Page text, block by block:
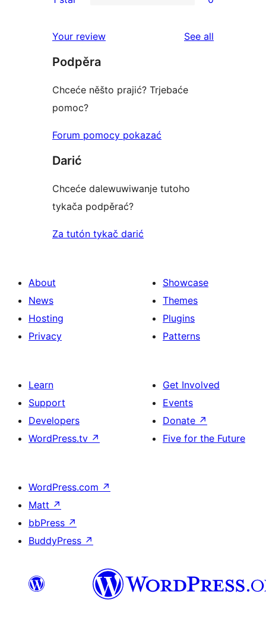
star
2-
reviews
star
reviews
Your review See all
Podpěra
Chceće něšto prajić? Trjebaće
pomoc?
Forum pomocy pokazać
Darić
Chceće dalewuwiwanje tutoho
tykača podpěrać?
Za tutón tykač darić
About
News
Hosting
Privacy
Showcase
Themes
Plugins
Patterns
Learn
Support
Developers
WordPress.tv ↗
Get Involved
Events
Donate ↗
Five for the Future
WordPress.com ↗
Matt ↗
bbPress ↗
BuddyPress ↗